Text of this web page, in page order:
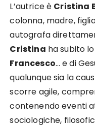
L’autrice è Cristina
colonna, madre,
autografa
Cristina ha subito
Francesco… e di
qualunque sia la
scorre agile,
contenendo eventi
sociologiche,